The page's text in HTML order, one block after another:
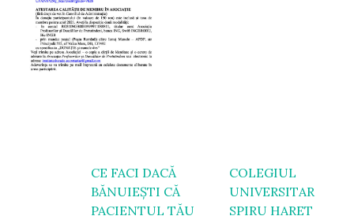
Navigare
în
CE FACI DACĂ
BĂNUIEȘTI CĂ
PACIENTUL TĂU
COLEGIUL
UNIVERSITAR
SPIRU HARET